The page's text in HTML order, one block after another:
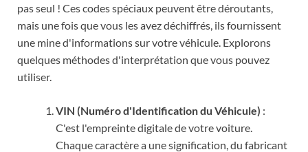
pas seul ! Ces codes spéciaux peuvent être déroutants,
mais une fois que vous les avez déchiffrés, ils fournissent
une mine d'informations sur votre véhicule. Explorons
quelques méthodes d'interprétation que vous pouvez
utiliser.
VIN (Numéro d'Identification du Véhicule) :
C'est l'empreinte digitale de votre voiture.
Chaque caractère a une signification, du fabricant